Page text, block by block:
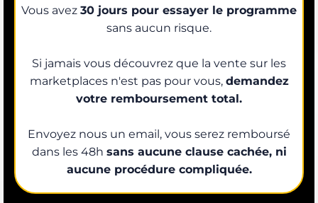
Vous avez 30 jours pour essayer le programme
sans aucun risque.
Si jamais vous découvrez que la vente sur les
marketplaces n'est pas pour vous, demandez
votre remboursement total.
Envoyez nous un email, vous serez remboursé
dans les 48h sans aucune clause cachée, ni
aucune procédure compliquée.